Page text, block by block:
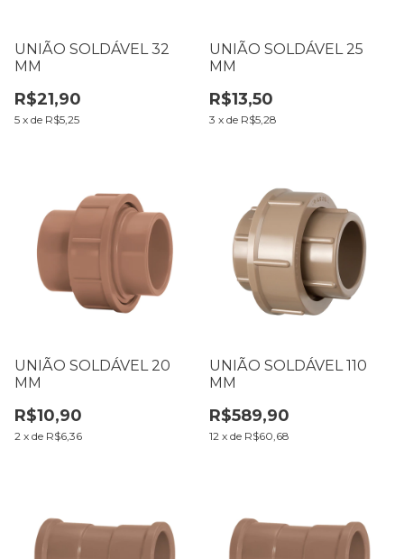
UNIÃO SOLDÁVEL 32
MM
R$21,90
5 x de R$5,25
UNIÃO SOLDÁVEL 25
MM
R$13,50
3 x de R$5,28
UNIÃO SOLDÁVEL 20
MM
R$10,90
2 x de R$6,36
UNIÃO SOLDÁVEL 110
MM
R$589,90
12 x de R$60,68